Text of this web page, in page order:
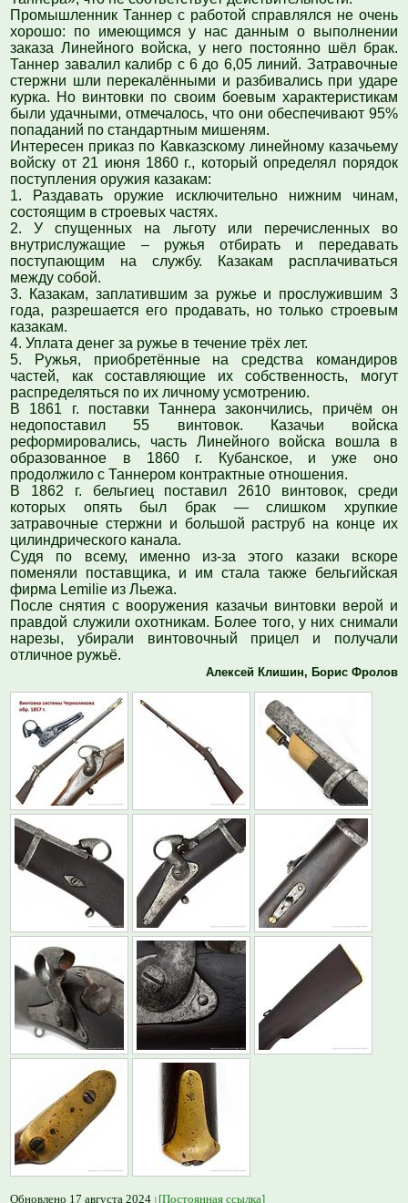
Промышленник Таннер с работой справлялся не очень
хорошо: по имеющимся у нас данным о выполнении
заказа Линейного войска, у него постоянно шёл брак.
Таннер завалил калибр с 6 до 6,05 линий. Затравочные
стержни шли перекалёнными и разбивались при ударе
курка. Но винтовки по своим боевым характеристикам
были удачными, отмечалось, что они обеспечивают 95%
попаданий по стандартным мишеням.
Интересен приказ по Кавказскому линейному казачьему
войску от 21 июня 1860 г., который определял порядок
поступления оружия казакам:
1. Раздавать оружие исключительно нижним чинам,
состоящим в строевых частях.
2. У спущенных на льготу или перечисленных во
внутрислужащие – ружья отбирать и передавать
поступающим на службу. Казакам расплачиваться
между собой.
3. Казакам, заплатившим за ружье и прослужившим 3
года, разрешается его продавать, но только строевым
казакам.
4. Уплата денег за ружье в течение трёх лет.
5. Ружья, приобретённые на средства командиров
частей, как составляющие их собственность, могут
распределяться по их личному усмотрению.
В 1861 г. поставки Таннера закончились, причём он
недопоставил 55 винтовок. Казачьи войска
реформировались, часть Линейного войска вошла в
образованное в 1860 г. Кубанское, и уже оно
продолжило с Таннером контрактные отношения.
В 1862 г. бельгиец поставил 2610 винтовок, среди
которых опять был брак — слишком хрупкие
затравочные стержни и большой раструб на конце их
цилиндрического канала.
Судя по всему, именно из-за этого казаки вскоре
поменяли поставщика, и им стала также бельгийская
фирма Lemilie из Льежа.
После снятия с вооружения казачьи винтовки верой и
правдой служили охотникам. Более того, у них снимали
нарезы, убирали винтовочный прицел и получали
отличное ружьё.
Алексей Клишин, Борис Фролов
Обновлено 17 августа 2024 [Постоянная ссылка]